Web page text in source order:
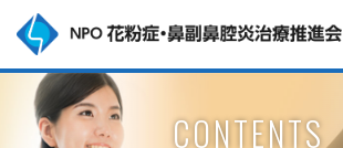
CONTENTS